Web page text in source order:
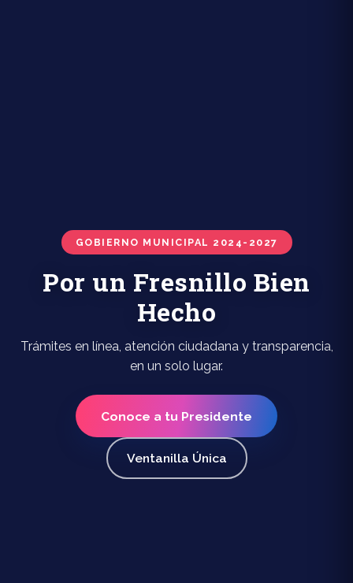
GOBIERNO MUNICIPAL 2024-2027
Por un Fresnillo Bien
Hecho
Trámites en línea, atención ciudadana y transparencia,
en un solo lugar.
Conoce a tu Presidente
Ventanilla Única